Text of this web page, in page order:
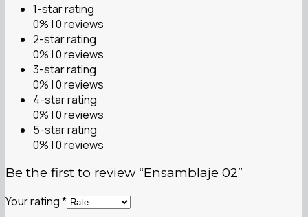
1-star rating
0% | 0 reviews
2-star rating
0% | 0 reviews
3-star rating
0% | 0 reviews
4-star rating
0% | 0 reviews
5-star rating
0% | 0 reviews
Be the first to review “Ensamblaje 02”
Your rating*